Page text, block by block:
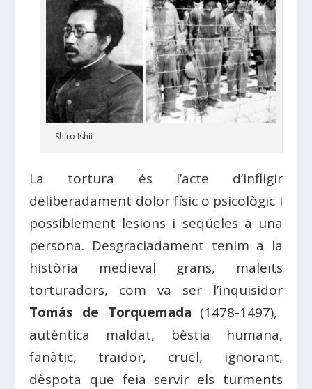
Shiro Ishii
La tortura és l’acte d’infligir
deliberadament dolor físic o psicològic i
possiblement lesions i seqüeles a una
persona. Desgraciadament tenim a la
història medieval grans, maleïts
torturadors, com va ser l’inquisidor
Tomás de Torquemada (1478-1497),
autèntica maldat, bèstia humana,
fanàtic, traïdor, cruel, ignorant,
dèspota que feia servir els turments